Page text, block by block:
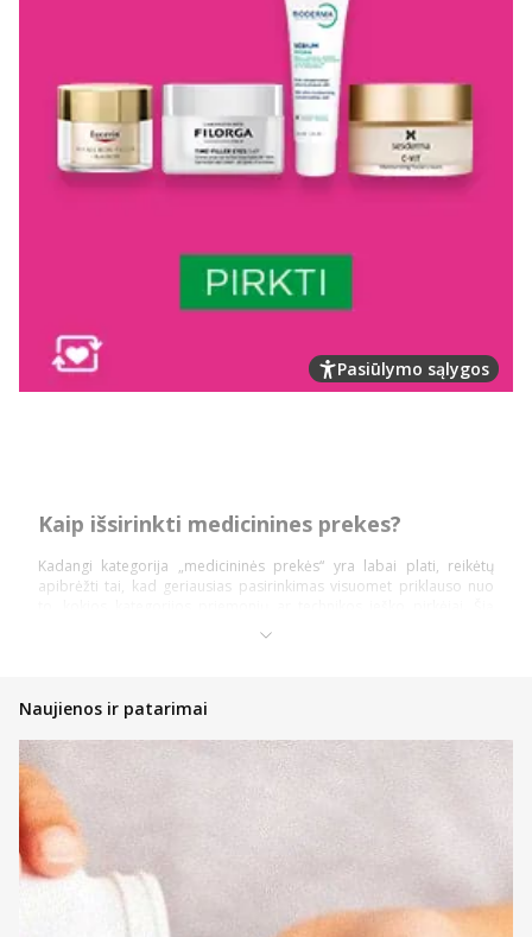
Pasiūlymo sąlygos
Kaip išsirinkti medicinines prekes?
Kadangi kategorija „medicininės prekės“ yra labai plati, reikėtų
apibrėžti tai, kad geriausias pasirinkimas visuomet priklauso nuo
Pasidalinsime bendromis įžvalgomis, ką vertėtų žinoti kiekvienam
pirkėjui, nusprendusiam pirkti internetinėje vaistinėje, kad įsigytų
priemonių ir technikos nauda būtų pati didžiausia!
instrukcijas bei kitą aktualią informaciją;
Jeigu prekė patiko, tačiau norite dar pasidairyti po prekių
sugrįžti vėliau;
Nedvejokite konsultuotis su internetinės vaistinės komanda,
kad gautumėte profesionalų patarimą bet kuriuo klausimu;
Naujienos ir patarimai